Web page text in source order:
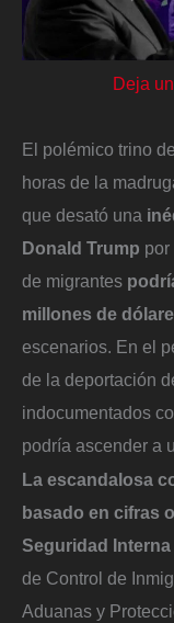
Deja
El polémico trino
horas de la
que desató una
Donald Trump
de migrantes
millones de
escenarios. En el
de la deportación
indocumentados
podría ascender a
La escandalosa
basado en cifras
Seguridad Interna
de Control de
Aduanas y